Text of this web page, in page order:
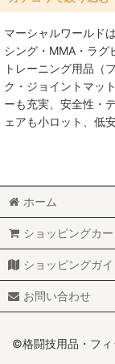
バーベル・ダンベ
セット
シャフト
トレーニングギア
ケトルベル
マーシャルワールド
シング・MMA・ラグ
トレーニング用品（
ク・ジョイントマッ
ーも充実、安全性・
ェアも小ロット、低
ホーム
ショッピングカー
ショッピングガイ
お問い合わせ
©格闘技用品・フ